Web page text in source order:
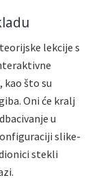
lekcije s
kao što su
Oni će kralj
u
slike-
stekli